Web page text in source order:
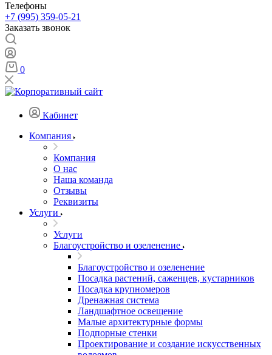
Телефоны
+7 (995) 359-05-21
Заказать звонок
0
Кабинет
Компания
Компания
О нас
Наша команда
Отзывы
Реквизиты
Услуги
Услуги
Благоустройство и озеленение
Благоустройство и озеленение
Посадка растений, саженцев, кустарников
Посадка крупномеров
Дренажная система
Ландшафтное освещение
Малые архитектурные формы
Подпорные стенки
Проектирование и создание искусственных